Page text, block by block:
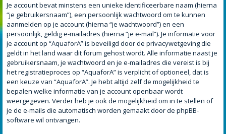
Je account bevat minstens een unieke identificeerbare naam (hierna
“je gebruikersnaam”), een persoonlijk wachtwoord om te kunnen
aanmelden op je account (hierna “je wachtwoord”) en een
persoonlijk, geldig e-mailadres (hierna “je e-mail”). Je informatie voor
je account op “AquaforA” is beveiligd door de privacywetgeving die
geldt in het land waar dit forum gehost wordt. Alle informatie naast je
gebruikersnaam, je wachtwoord en je e-mailadres die vereist is bij
het registratieproces op “AquaforA” is verplicht of optioneel, dat is
een keuze van “AquaforA”. Je hebt altijd zelf de mogelijkheid te
bepalen welke informatie van je account openbaar wordt
weergegeven. Verder heb je ook de mogelijkheid om in te stellen of
je de e-mails die automatisch worden gemaakt door de phpBB-
software wil ontvangen.